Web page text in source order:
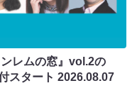
レムの窓』vol.2の
スタート2026.08.07